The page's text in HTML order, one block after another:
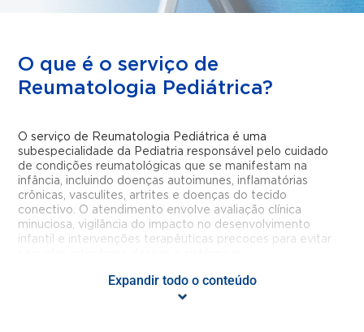
O que é o serviço de
Reumatologia Pediátrica?
O serviço de Reumatologia Pediátrica é uma
subespecialidade da Pediatria responsável pelo cuidado
de condições reumatológicas que se manifestam na
infância, incluindo doenças autoimunes, inflamatórias
crônicas, vasculites, artrites e doenças do tecido
conectivo. O atendimento envolve avaliação clínica
minuciosa, vigilância do impacto no desenvolvimento
infantil e intervenções terapêuticas precoces para evitar
Para que serve o serviço de
Expandir todo o conteúdo